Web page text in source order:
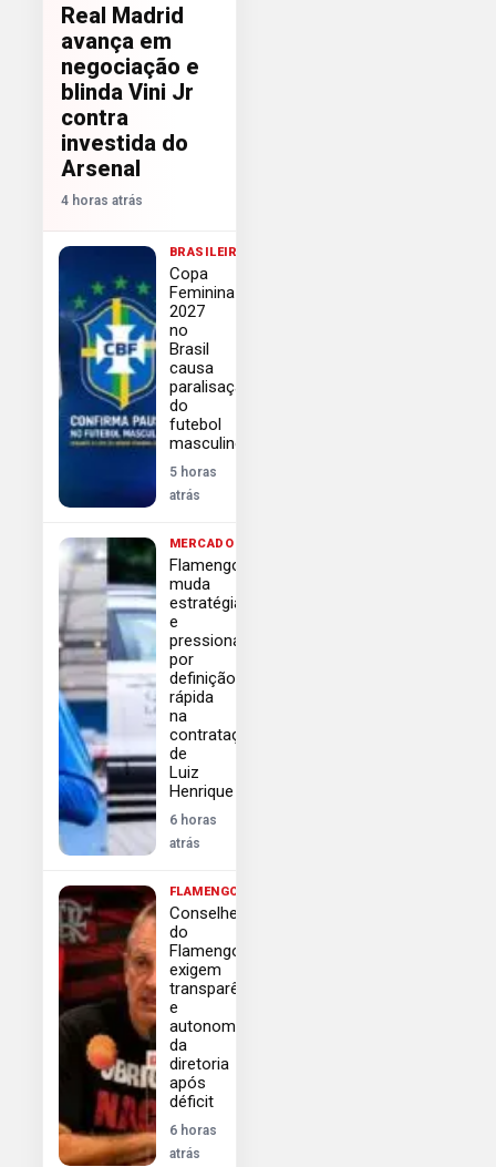
Real Madrid
avança em
negociação e
blinda Vini Jr
contra
investida do
Arsenal
4 horas atrás
BRASILEIRÃO
Copa
Feminina
2027
no
Brasil
causa
paralisação
do
futebol
masculino
5 horas
atrás
MERCADO
Flamengo
muda
estratégia
e
pressiona
por
definição
rápida
na
contratação
de
Luiz
Henrique
6 horas
atrás
FLAMENGO
Conselheiros
do
Flamengo
exigem
transparência
e
autonomia
da
diretoria
após
déficit
6 horas
atrás